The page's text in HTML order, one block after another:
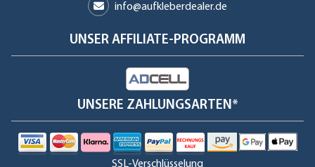
info@aufkleberdealer.de
UNSER AFFILIATE-PROGRAMM
UNSERE ZAHLUNGSARTEN*
SSL-Verschlüsselung